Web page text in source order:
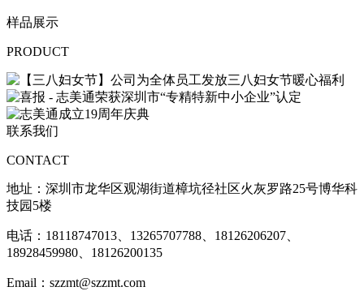
样品展示
PRODUCT
联系我们
CONTACT
地址： 深圳市龙华区观湖街道樟坑径社区火灰罗路25号博华科
技园5楼
电话：18118747013、 13265707788、18126206207、
18928459980、18126200135
Email：szzmt@szzmt.com